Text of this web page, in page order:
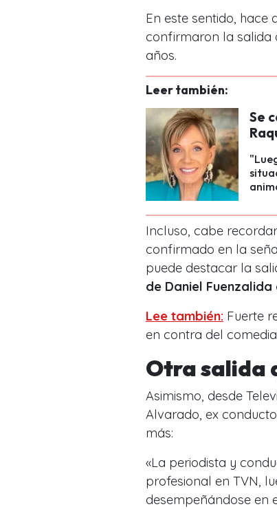
En este sentido, hace
confirmaron la salida
años.
Leer también:
Se
Incluso, cabe
confirmado en la
puede destacar la
de Daniel Fuenzalida
Lee también: Fuerte
en contra del
Otra salida
Asimismo, desde
Alvarado, ex
más:
«La periodista y
profesional en TVN,
desempeñándose en